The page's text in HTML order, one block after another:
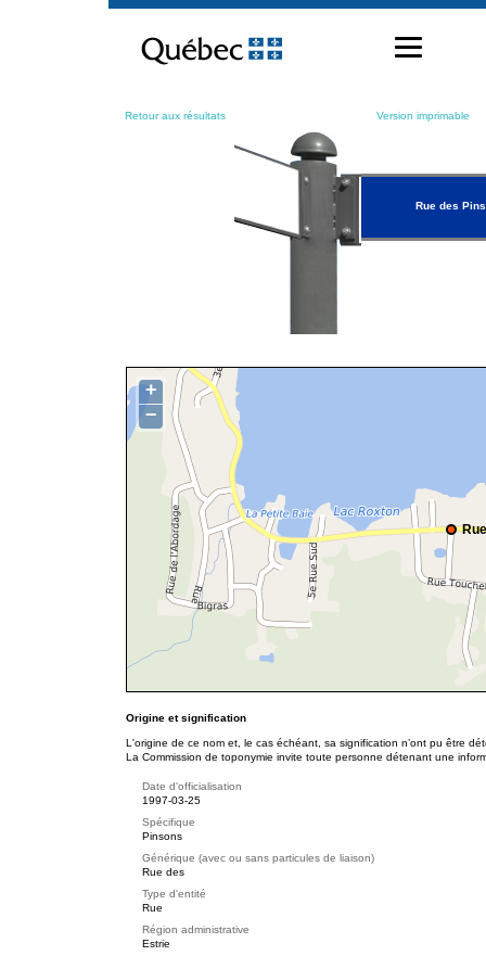
contenu
Retour aux résultats Version imprimable
Rue des
+
−
Origine et signification
L'origine de ce nom et, le cas échéant, sa signification n’ont pu être
La Commission de toponymie invite toute personne détenant une
Date d'officialisation
1997-03-25
Spécifique
Pinsons
Générique (avec ou sans particules de liaison)
Rue des
Type d'entité
Rue
Région administrative
Estrie